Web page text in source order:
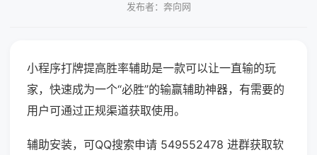
发布者：奔向网
小程序打牌提高胜率辅助是一款可以让一直输的玩
家，快速成为一个“必胜”的输赢辅助神器，有需要的
用户可通过正规渠道获取使用。
辅助安装，可QQ搜索申请 549552478 进群获取软